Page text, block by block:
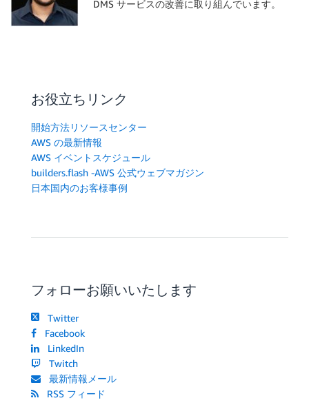
DMS サービスの改善に取り組んでいます。
お役立ちリンク
開始方法リソースセンター
AWS の最新情報
AWS イベントスケジュール
builders.flash -AWS 公式ウェブマガジン
日本国内のお客様事例
フォローお願いいたします
Twitter
Facebook
LinkedIn
Twitch
最新情報メール
RSS フィード